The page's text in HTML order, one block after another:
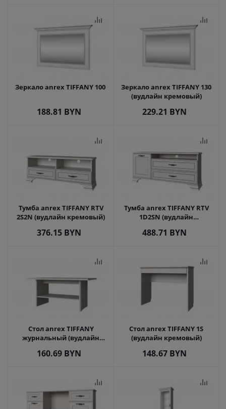
Зеркало anrex TIFFANY 100
188.81 BYN
Зеркало anrex TIFFANY 130
(вудлайн кремовый)
229.21 BYN
Тумба anrex TIFFANY RTV
2S2N (вудлайн кремовый)
376.15 BYN
Тумба anrex TIFFANY RTV
1D2SN (вудлайн
488.71 BYN
Стол anrex TIFFANY
журнальный (вудлайн
160.69 BYN
Стол anrex TIFFANY 1S
(вудлайн кремовый)
148.67 BYN